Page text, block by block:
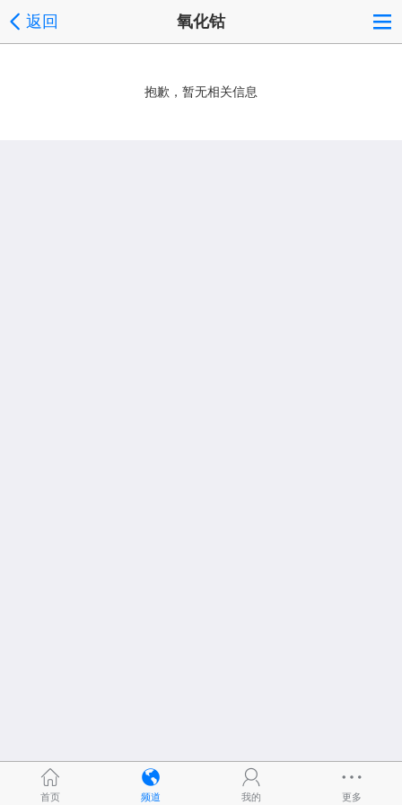
返回 氧化钴
抱歉，暂无相关信息
首页 频道 我的 更多